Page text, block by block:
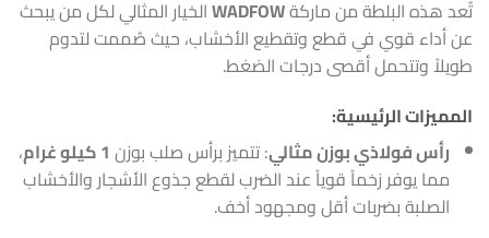
تُعد هذه البلطة من ماركةWADFOWالخيار المثالي لكل من يبحث
عن أداء قوي في قطع وتقطيع الأخشاب، حيث صُممت لتدوم
طويلاً وتتحمل أقصى درجات الضغط.
المميزات الرئيسية:
رأس فولاذي بوزن مثالي: تتميز برأس صلب بوزن 1 كيلو غرام
،
مما يوفر زخماً قوياً عند الضرب لقطع جذوع الأشجار والأخشاب
الصلبة بضربات أقل ومجهود أخف.